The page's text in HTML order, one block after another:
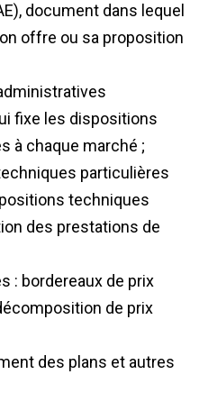
document dans lequel
offre ou sa proposition
fixe les dispositions
à chaque marché ;
particulières
techniques
des prestations de
: bordereaux de prix
de prix
des plans et autres